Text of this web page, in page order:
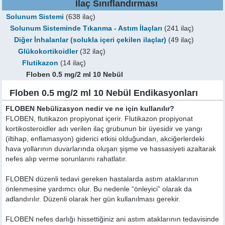
İlaç Sınıflandırması
Solunum Sistemi (638 ilaç)
Solunum Sisteminde Tıkanma - Astım İlaçları (241 ilaç)
Diğer İnhalanlar (solukla içeri çekilen ilaçlar) (49 ilaç)
Glükokortikoidler(32 ilaç)
Flutikazon (14 ilaç)
Floben 0.5 mg/2 ml 10 Nebül
Floben 0.5 mg/2 ml 10 Nebül Endikasyonları
FLOBEN Nebülizasyon nedir ve ne için kullanılır?
FLOBEN, flutikazon propiyonat içerir. Flutikazon propiyonat
kortikosteroidler adı verilen ilaç grubunun bir üyesidir ve yangı
(iltihap, enflamasyon) giderici etkisi olduğundan, akciğerlerdeki
hava yollarının duvarlarında oluşan şişme ve hassasiyeti azaltarak
nefes alıp verme sorunlarını rahatlatır.
FLOBEN düzenli tedavi gereken hastalarda astım ataklarının
önlenmesine yardımcı olur. Bu nedenle “önleyici” olarak da
adlandırılır. Düzenli olarak her gün kullanılması gerekir.
FLOBEN nefes darlığı hissettiğiniz ani astım ataklarının tedavisinde